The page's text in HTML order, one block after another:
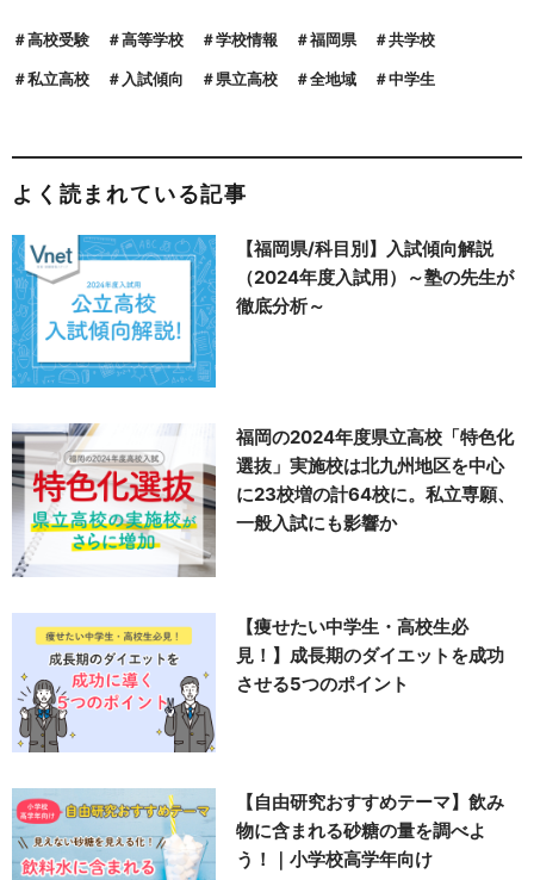
高校受験 高等学校 学校情報 福岡県 共学校
私立高校 入試傾向 県立高校 全地域 中学生
よく読まれている記事
【福岡県/科目別】入試傾向解説
（2024年度入試用）～塾の先生が
徹底分析～
福岡の2024年度県立高校「特色化
選抜」実施校は北九州地区を中心
に23校増の計64校に。私立専願、
一般入試にも影響か
【痩せたい中学生・高校生必
見！】成長期のダイエットを成功
させる5つのポイント
【自由研究おすすめテーマ】飲み
物に含まれる砂糖の量を調べよ
う！｜小学校高学年向け